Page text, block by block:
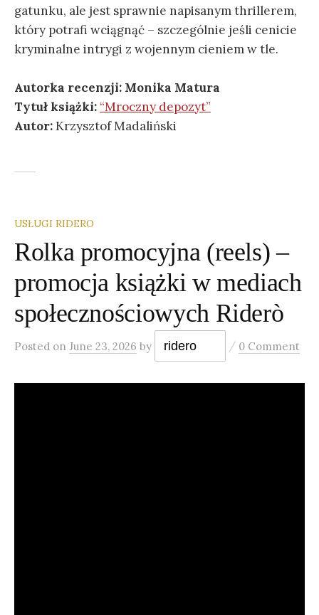
gatunku, ale jest sprawnie napisanym thrillerem,
który potrafi wciągnąć – szczególnie jeśli cenicie
kryminalne intrygi z wojennym cieniem w tle.
Autorka recenzji: Monika Matura
Tytuł książki: “Mroczny depozyt”
Autor:Krzysztof Madaliński
USŁUGI RIDERO
Rolka promocyjna (reels) –
promocja książki w mediach
społecznościowych Riderò
Posted on June 23, 2026 by ridero / 0 Comment